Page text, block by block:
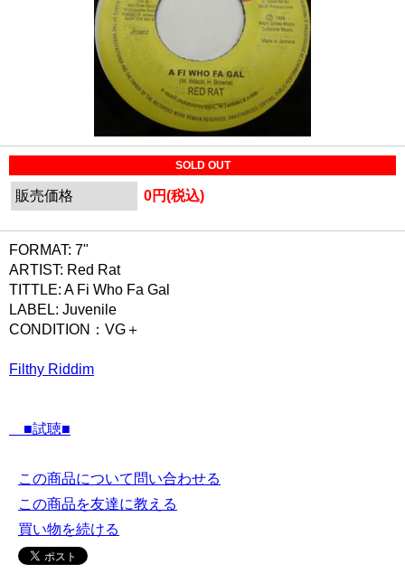
SOLD OUT
販売価格 0円(税込)
FORMAT: 7"
ARTIST: Red Rat
TITTLE: A Fi Who Fa Gal
LABEL: Juvenile
CONDITION：VG＋
Filthy Riddim
■試聴■
この商品について問い合わせる
この商品を友達に教える
買い物を続ける